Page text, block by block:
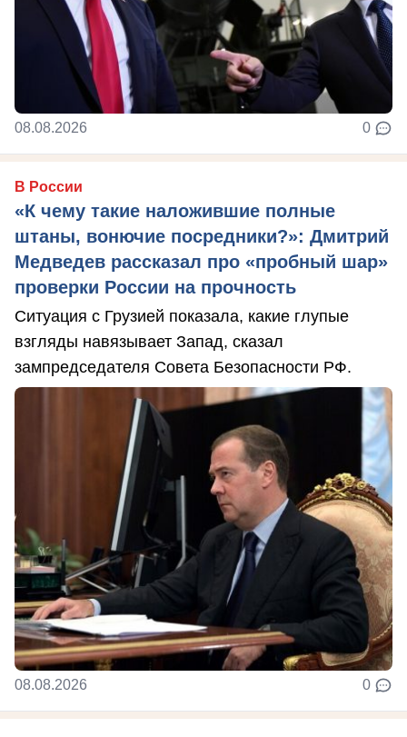
08.08.2026 0
В России
«К чему такие наложившие полные
штаны, вонючие посредники?»: Дмитрий
Медведев рассказал про «пробный шар»
проверки России на прочность
Ситуация с Грузией показала, какие глупые
взгляды навязывает Запад, сказал
зампредседателя Совета Безопасности РФ.
08.08.2026 0